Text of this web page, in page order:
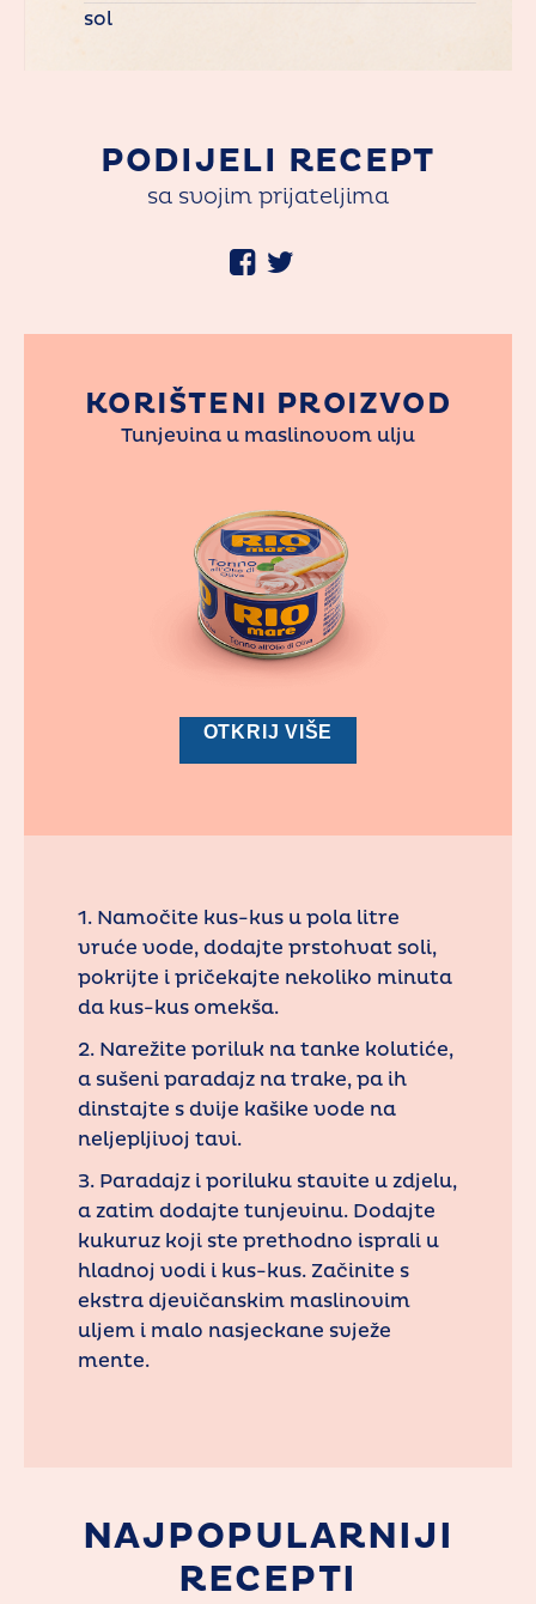
sol
PODIJELI RECEPT
sa svojim prijateljima
KORIŠTENI PROIZVOD
Tunjevina u maslinovom ulju
OTKRIJ VIŠE
1. Namočite kus-kus u pola litre
vruće vode, dodajte prstohvat soli,
pokrijte i pričekajte nekoliko minuta
da kus-kus omekša.
2. Narežite poriluk na tanke kolutiće,
a sušeni paradajz na trake, pa ih
dinstajte s dvije kašike vode na
neljepljivoj tavi.
3. Paradajz i poriluku stavite u zdjelu,
a zatim dodajte tunjevinu. Dodajte
kukuruz koji ste prethodno isprali u
hladnoj vodi i kus-kus. Začinite s
ekstra djevičanskim maslinovim
uljem i malo nasjeckane svježe
mente.
NAJPOPULARNIJI
RECEPTI